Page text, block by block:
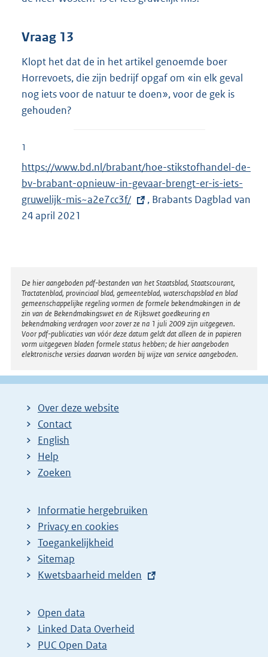
Vraag 13
Klopt het dat de in het artikel genoemde boer
Horrevoets, die zijn bedrijf opgaf om «in elk geval
nog iets voor de natuur te doen», voor de gek is
gehouden?
1
E
x
t
e
l
i
n
k
:
https://www.bd.nl/brabant/hoe-stikstofhandel-de-
bv-brabant-opnieuw-in-gevaar-brengt-er-is-iets-
gruwelijk-mis~a2e7cc3f/
, Brabants Dagblad van
24 april 2021
Disclaimer
De hier aangeboden pdf-bestanden van het Staatsblad, Staatscourant,
Tractatenblad, provinciaal blad, gemeenteblad, waterschapsblad en blad
gemeenschappelijke regeling vormen de formele bekendmakingen in de
zin van de Bekendmakingswet en de Rijkswet goedkeuring en
bekendmaking verdragen voor zover ze na 1 juli 2009 zijn uitgegeven.
Voor pdf-publicaties van vóór deze datum geldt dat alleen de in papieren
vorm uitgegeven bladen formele status hebben; de hier aangeboden
elektronische versies daarvan worden bij wijze van service aangeboden.
Over deze website
Contact
English
Help
Zoeken
Informatie hergebruiken
Privacy en cookies
Toegankelijkheid
Sitemap
E
t
e
r
Kwetsbaarheid melden
Open data
Linked Data Overheid
PUC Open Data